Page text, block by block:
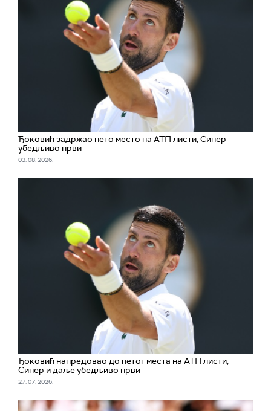
Ђоковић задржао пето место на АТП листи, Синер
убедљиво први
03. 08. 2026.
Ђоковић напредовао до петог места на АТП листи,
Синер и даље убедљиво први
27. 07. 2026.